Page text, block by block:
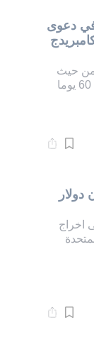
دعوى
من حيث
المبدأ"، طالبا تعليق إجراءات القضية مدة 60 يوما
92 مليون دولار
اخراج